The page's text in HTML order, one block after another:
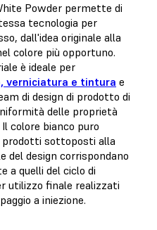
Powder permette di
tecnologia per
dall'idea originale alla
colore più opportuno.
è ideale per
verniciatura e tintura e
di design di prodotto di
delle proprietà
colore bianco puro
prodotti sottoposti alla
del design corrispondano
a quelli del ciclo di
utilizzo finale realizzati
a iniezione.